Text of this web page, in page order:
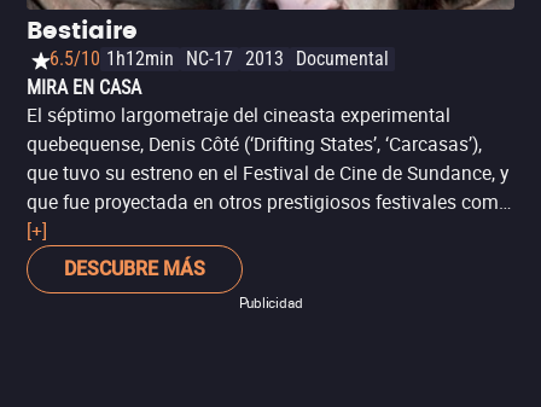
2010.
Bestiaire
6.5/10 1h12min NC-17 2013
Documental
MIRA EN CASA
El séptimo largometraje del cineasta experimental
quebequense, Denis Côté (‘Drifting States’, ‘Carcasas’),
que tuvo su estreno en el Festival de Cine de Sundance, y
que fue proyectada en otros prestigiosos festivales como
el de Berlín y el de Toronto. ‘Bestiario’ es un documental
experimental y contemplativo, que a través de sus
imágenes y un mínimo de palabras nos invita a
[+]
DESCUBRE MÁS
Publicidad